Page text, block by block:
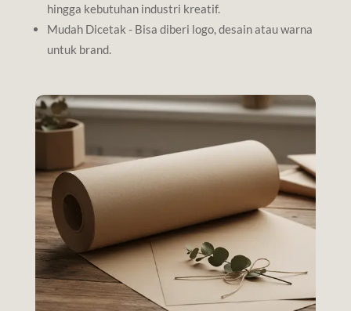
hingga kebutuhan industri kreatif.
Mudah Dicetak - Bisa diberi logo, desain atau warna
untuk brand.